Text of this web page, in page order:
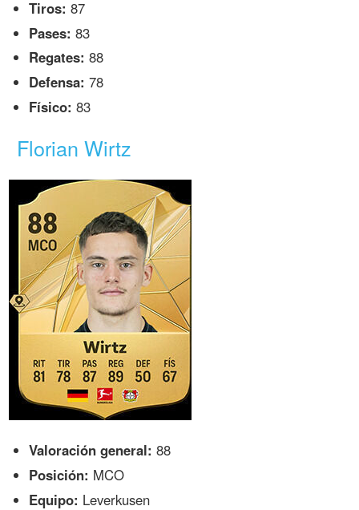
Tiros: 87
Pases: 83
Regates: 88
Defensa: 78
Físico: 83
Florian Wirtz
Valoración general: 88
Posición: MCO
Equipo: Leverkusen